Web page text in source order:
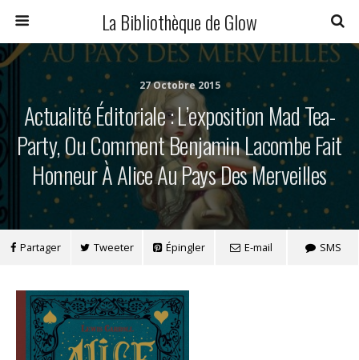
La Bibliothèque de Glow
27 Octobre 2015
Actualité Éditoriale : L’exposition Mad Tea-
Party, Ou Comment Benjamin Lacombe Fait
Honneur À Alice Au Pays Des Merveilles
Partager Tweeter Épingler E-mail SMS